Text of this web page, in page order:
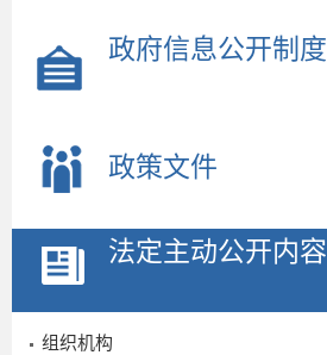
政府信息公开制度
政策文件
法定主动公开内容
组织机构